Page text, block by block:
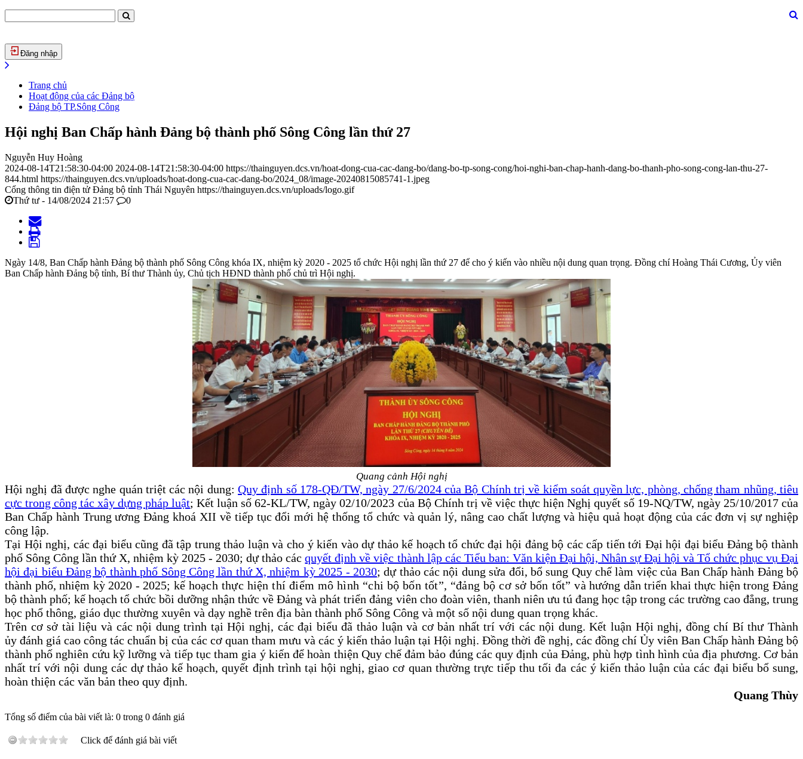
Đăng nhập
Trang chủ
Hoạt động của các Đảng bộ
Đảng bộ TP.Sông Công
Hội nghị Ban Chấp hành Đảng bộ thành phố Sông Công lần thứ 27
Nguyễn Huy Hoàng
2024-08-14T21:58:30-04:00 2024-08-14T21:58:30-04:00 https://thainguyen.dcs.vn/hoat-dong-cua-cac-dang-bo/dang-bo-tp-song-cong/hoi-nghi-ban-chap-hanh-dang-bo-thanh-pho-song-cong-lan-thu-27-
844.html https://thainguyen.dcs.vn/uploads/hoat-dong-cua-cac-dang-bo/2024_08/image-20240815085741-1.jpeg
Cổng thông tin điện tử Đảng bộ tỉnh Thái Nguyên https://thainguyen.dcs.vn/uploads/logo.gif
Thứ tư - 14/08/2024 21:57
0
Ngày 14/8, Ban Chấp hành Đảng bộ thành phố Sông Công khóa IX, nhiệm kỳ 2020 - 2025 tổ chức Hội nghị lần thứ 27 để cho ý kiến vào nhiều nội dung quan trọng. Đồng chí Hoàng Thái Cương, Ủy viên
Ban Chấp hành Đảng bộ tỉnh, Bí thư Thành ủy, Chủ tịch HĐND thành phố chủ trì Hội nghị.
Quang cảnh Hội nghị
Hội nghị đã được nghe quán triệt các nội dung:Quy định số 178-QĐ/TW, ngày 27/6/2024 của Bộ Chính trị về kiểm soát quyền lực, phòng, chống tham nhũng, tiêu
cực trong công tác xây dựng pháp luật; Kết luận số 62-KL/TW, ngày 02/10/2023 của Bộ Chính trị về việc thực hiện Nghị quyết số 19-NQ/TW, ngày 25/10/2017 của
Ban Chấp hành Trung ương Đảng khoá XII về tiếp tục đổi mới hệ thống tổ chức và quản lý, nâng cao chất lượng và hiệu quả hoạt động của các đơn vị sự nghiệp
công lập.
Tại Hội nghị, các đại biểu cũng đã tập trung thảo luận và cho ý kiến vào dự thảo kế hoạch tổ chức đại hội đảng bộ các cấp tiến tới Đại hội đại biểu Đảng bộ thành
phố Sông Công lần thứ X, nhiệm kỳ 2025 - 2030; dự thảo cácquyết định về việc thành lập các Tiểu ban: Văn kiện Đại hội, Nhân sự Đại hội và Tổ chức phục vụ Đại
hội đại biểu Đảng bộ thành phố Sông Công lần thứ X, nhiệm kỳ 2025 - 2030; dự thảo các nội dung sửa đổi, bổ sung Quy chế làm việc của Ban Chấp hành Đảng bộ
thành phố, nhiệm kỳ 2020 - 2025; kế hoạch thực hiện thí điểm mô hình “chi bộ bốn tốt”, “đảng bộ cơ sở bốn tốt” và hướng dẫn triển khai thực hiện trong Đảng
bộ thành phố; kế hoạch tổ chức bồi dưỡng nhận thức về Đảng và phát triển đảng viên cho đoàn viên, thanh niên ưu tú đang học tập trong các trường cao đẳng, trung
học phổ thông, giáo dục thường xuyên và dạy nghề trên địa bàn thành phố Sông Công và một số nội dung quan trọng khác.
Trên cơ sở tài liệu và các nội dung trình tại Hội nghị, các đại biểu đã thảo luận và cơ bản nhất trí với các nội dung.Kết luận Hội nghị, đồng chí Bí thư Thành
ủy đánh giá cao công tác chuẩn bị của các cơ quan tham mưu và các ý kiến thảo luận tại Hội nghị. Đồng thời đề nghị, các đồng chí Ủy viên Ban Chấp hành Đảng bộ
thành phố nghiên cứu kỹ lưỡng và tiếp tục tham gia ý kiến để hoàn thiện Quy chế đảm bảo đúng các quy định của Đảng, phù hợp tình hình của địa phương. Cơ bản
nhất trí với nội dung các dự thảo kế hoạch, quyết định trình tại hội nghị, giao cơ quan thường trực tiếp thu tối đa các ý kiến thảo luận của các đại biểu bổ sung,
hoàn thiện các văn bản theo quy định.
Quang Thùy
Tổng số điểm của bài viết là: 0 trong 0 đánh giá
Click để đánh giá bài viết